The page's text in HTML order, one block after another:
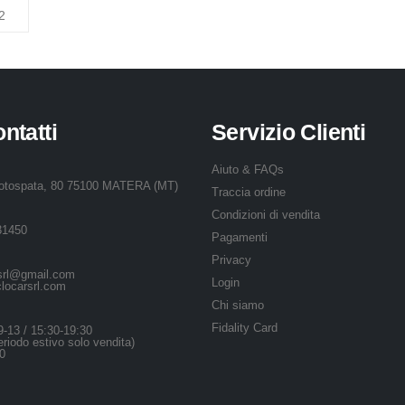
80 75100 MATERA (MT)
13 / 15:30-19:30
estivo solo vendita)
Servizio Clienti
Aiuto & FAQs
Traccia ordine
Condizioni di vendita
Pagamenti
Privacy
Login
Chi siamo
Fidality Card